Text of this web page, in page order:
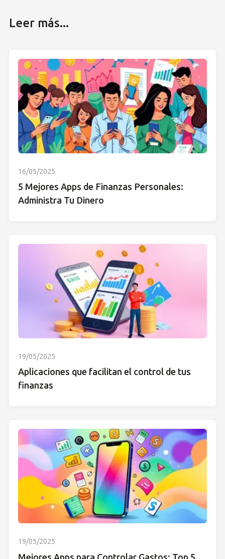
Leer más...
16/05/2025
5 Mejores Apps de Finanzas Personales:
Administra Tu Dinero
19/05/2025
Aplicaciones que facilitan el control de tus
finanzas
19/05/2025